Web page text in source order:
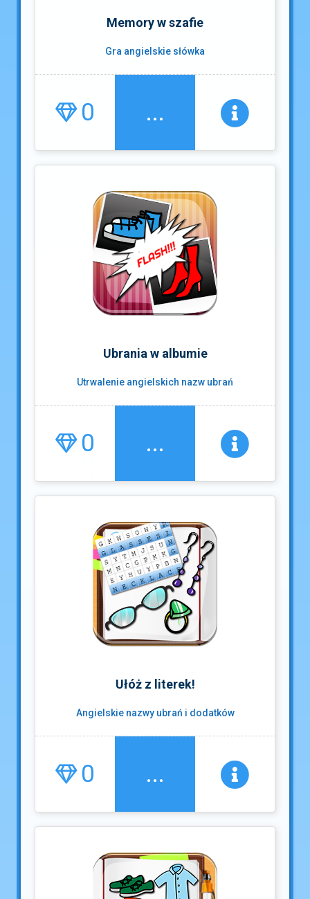
Memory w szafie
Gra angielskie słówka
0 ...
Ubrania w albumie
Utrwalenie angielskich nazw ubrań
0 ...
Ułóż z literek!
Angielskie nazwy ubrań i dodatków
0 ...